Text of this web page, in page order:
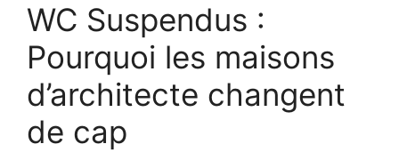
WC Suspendus :
Pourquoi les maisons
d’architecte changent
de cap